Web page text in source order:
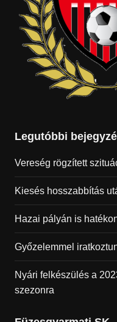
Legutóbbi
Vereség rögzített
Kiesés hosszabbítás
Hazai pályán is
Győzelemmel
Nyári felkészülés a
szezonra